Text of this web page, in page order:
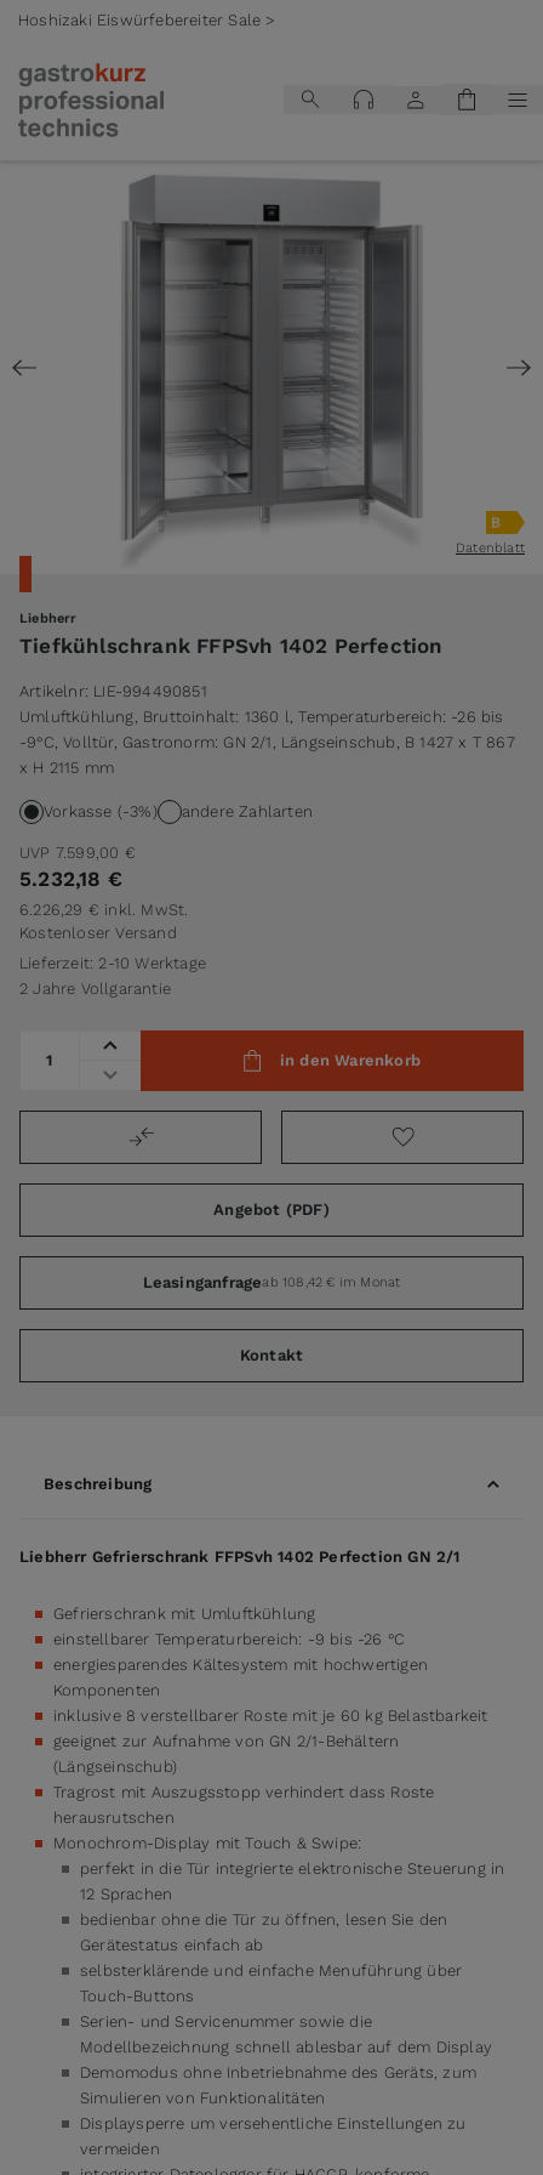
Hoshizaki Eiswürfebereiter Sale >
Datenblatt
Liebherr
Tiefkühlschrank FFPSvh 1402 Perfection
Artikelnr: LIE-994490851
Umluftkühlung, Bruttoinhalt: 1360 l, Temperaturbereich: -26 bis
-9°C, Volltür, Gastronorm: GN 2/1, Längseinschub, B 1427 x T 867
x H 2115 mm
Vorkasse (-3%) andere Zahlarten
UVP 7.599,00 €
5.232,18 €
6.226,29 € inkl. MwSt.
Kostenloser Versand
Lieferzeit: 2-10 Werktage
2 Jahre Vollgarantie
in den Warenkorb
Angebot (PDF)
Leasinganfrageab 108,42 € im Monat
Kontakt
Beschreibung
Liebherr Gefrierschrank FFPSvh 1402 Perfection GN 2/1
Gefrierschrank mit Umluftkühlung
einstellbarer Temperaturbereich: -9 bis -26 °C
energiesparendes Kältesystem mit hochwertigen
Komponenten
inklusive 8 verstellbarer Roste mit je 60 kg Belastbarkeit
geeignet zur Aufnahme von GN 2/1-Behältern
(Längseinschub)
Tragrost mit Auszugsstopp verhindert dass Roste
herausrutschen
Monochrom-Display mit Touch & Swipe:
perfekt in die Tür integrierte elektronische Steuerung in
12 Sprachen
bedienbar ohne die Tür zu öffnen, lesen Sie den
Gerätestatus einfach ab
selbsterklärende und einfache Menuführung über
Touch-Buttons
Serien- und Servicenummer sowie die
Modellbezeichnung schnell ablesbar auf dem Display
Demomodus ohne Inbetriebnahme des Geräts, zum
Simulieren von Funktionalitäten
Displaysperre um versehentliche Einstellungen zu
vermeiden